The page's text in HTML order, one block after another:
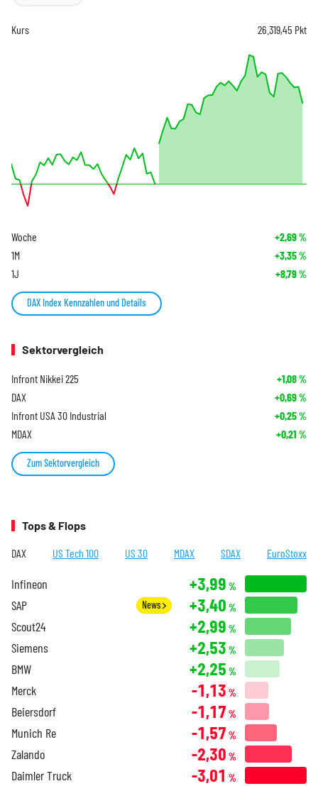
Kurs 26.319,45 Pkt
Woche +2,69%
1M +3,35%
1J +8,79%
DAX Index Kennzahlen und Details
Sektorvergleich
Infront Nikkei 225 +1,08%
DAX +0,69%
Infront USA 30 Industrial +0,25%
MDAX +0,21 %
Zum Sektorvergleich
Tops & Flops
DAX US Tech 100 US 30 MDAX SDAX EuroStoxx
Infineon +3,99 %
SAP News +3,40 %
Scout24 +2,99 %
Siemens +2,53 %
BMW +2,25 %
Merck -1,13 %
Beiersdorf -1,17 %
Munich Re -1,57 %
Zalando -2,30 %
Daimler Truck -3,01 %